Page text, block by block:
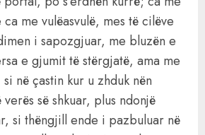
me vulëasvulë, mes të cilëve
i sapozgjuar, me bluzën e
e gjumit të stërgjatë, ama me
në çastin kur u zhduk nën
së shkuar, plus ndonjë
si thëngjill ende i pazbuluar në